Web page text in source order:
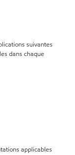
suivantes
dans chaque
applicables